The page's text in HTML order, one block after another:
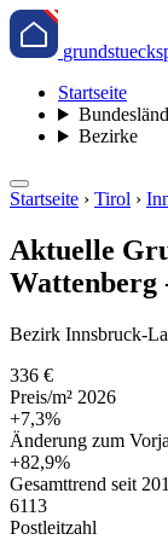
Startseite
Bezirke
Startseite › Tirol ›
Aktuelle
Wattenberg
Bezirk Innsbruck-
336 €
Preis/m² 2026
+7,3%
Änderung zum
+82,9%
Gesamttrend seit
6113
Postleitzahl